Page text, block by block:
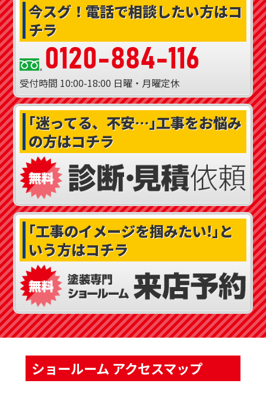
今スグ！ 電話で相談したい方はコ
チラ
0120-884-116
受付時間 10:00-18:00 日曜・月曜定休
｢迷ってる、不安…｣工事をお悩み
の方はコチラ
｢工事のイメージを掴みたい!｣と
いう方はコチラ
ショールーム アクセスマップ